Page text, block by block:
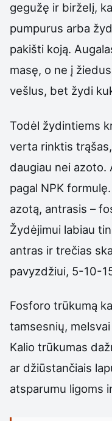
gegužę ir birželį,
pumpurus arba
pakišti koją.
masę, o ne į
vešlus, bet žydi
Todėl žydintiems
verta rinktis
daugiau nei azoto.
pagal NPK
azotą, antrasis –
Žydėjimui labiau
antras ir trečias
pavyzdžiui, 5-10-
Fosforo trūkumą
tamsesnių,
Kalio trūkumas
ar džiūstančiais
atsparumu ligoms